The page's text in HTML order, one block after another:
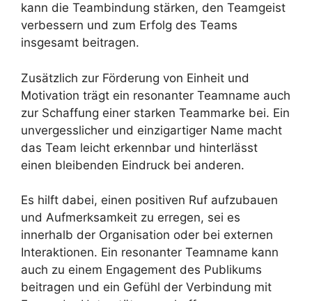
kann die Teambindung stärken, den Teamgeist
verbessern und zum Erfolg des Teams
insgesamt beitragen.
Zusätzlich zur Förderung von Einheit und
Motivation trägt ein resonanter Teamname auch
zur Schaffung einer starken Teammarke bei. Ein
unvergesslicher und einzigartiger Name macht
das Team leicht erkennbar und hinterlässt
einen bleibenden Eindruck bei anderen.
Es hilft dabei, einen positiven Ruf aufzubauen
und Aufmerksamkeit zu erregen, sei es
innerhalb der Organisation oder bei externen
Interaktionen. Ein resonanter Teamname kann
auch zu einem Engagement des Publikums
beitragen und ein Gefühl der Verbindung mit